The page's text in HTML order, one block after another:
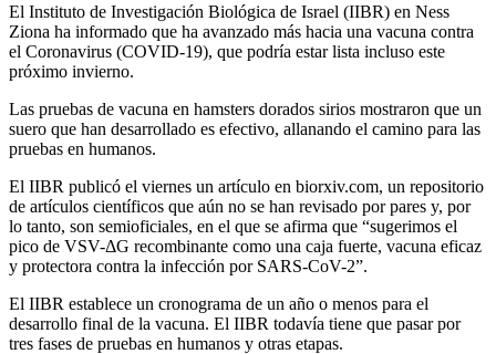
El Instituto de Investigación Biológica de Israel (IIBR) en Ness
Ziona ha informado que ha avanzado más hacia una vacuna contra
el Coronavirus (COVID-19), que podría estar lista incluso este
próximo invierno.
Las pruebas de vacuna en hamsters dorados sirios mostraron que un
suero que han desarrollado es efectivo, allanando el camino para las
pruebas en humanos.
El IIBR publicó el viernes un artículo en biorxiv.com, un repositorio
de artículos científicos que aún no se han revisado por pares y, por
lo tanto, son semioficiales, en el que se afirma que “sugerimos el
pico de VSV-ΔG recombinante como una caja fuerte, vacuna eficaz
y protectora contra la infección por SARS-CoV-2”.
El IIBR establece un cronograma de un año o menos para el
desarrollo final de la vacuna. El IIBR todavía tiene que pasar por
tres fases de pruebas en humanos y otras etapas.